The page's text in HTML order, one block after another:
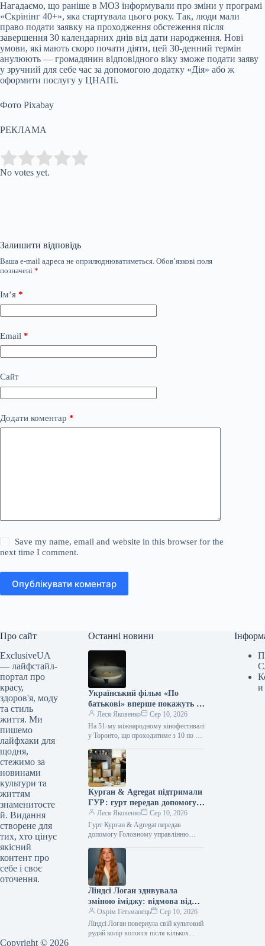
Нагадаємо, що раніше в МОЗ інформували про зміни у програмі
«Скрінінг 40+», яка стартувала цього року. Так, люди мали
право подати заявку на проходження обстеження після
завершення 30 календарних днів від дати народження. Нові
умови, які мають скоро почати діяти, цей 30-денний термін
анулюють — громадянин відповідного віку зможе подати заяву
у зручний для себе час за допомогою додатку «Дія» або ж
оформити послугу у ЦНАПі.
Фото Pixabay
РЕКЛАМА
Rate this item:
No votes yet.
Залишити відповідь
Ваша e-mail адреса не оприлюднюватиметься. Обов’язкові поля
позначені *
Ім’я *
Email *
Сайт
Додати коментар *
Save my name, email and website in this browser for the
next time I comment.
Опублікувати коментар
Про сайт
ExclusiveUA
— лайфстайл-
портал про
красу,
здоров'я, моду
та стиль
життя. Ми
пишемо
лайфхаки для
щодня,
стежимо за
новинами
культури та
життям
знаменитосте
й. Видання
створене для
тих, хто цінує
якісний
контент про
себе і своє
оточення.
Останні новини
Український фільм «По
батькові» вперше покажуть у
Торонто
Леся Яковенко
Сер 10, 2026
На 51-му міжнародному кінофестивалі
у Торонто, що проходитиме з 10 по 20
програмі TIFF Short…
Курган & Agregat підтримали
ГУР: гурт передав допомогу
розвідці
Леся Яковенко
Сер 10, 2026
Гурт Курган & Agregat передав
допомогу Головному управлінню
ГУР МО «Артан» отримали чергову
партію допомоги від…
Ліндсі Логан здивувала
зміною іміджу: відмова від
блонду на користь
натурального рудого волосся
Охрім Гетьманець
Сер 10, 2026
Ліндсі Логан повернула свій культовий
рудий колір волосся після кількох
и
Copyright © 2026